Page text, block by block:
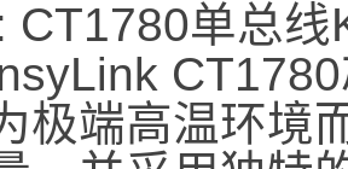
CT1780单总
极端高温环境